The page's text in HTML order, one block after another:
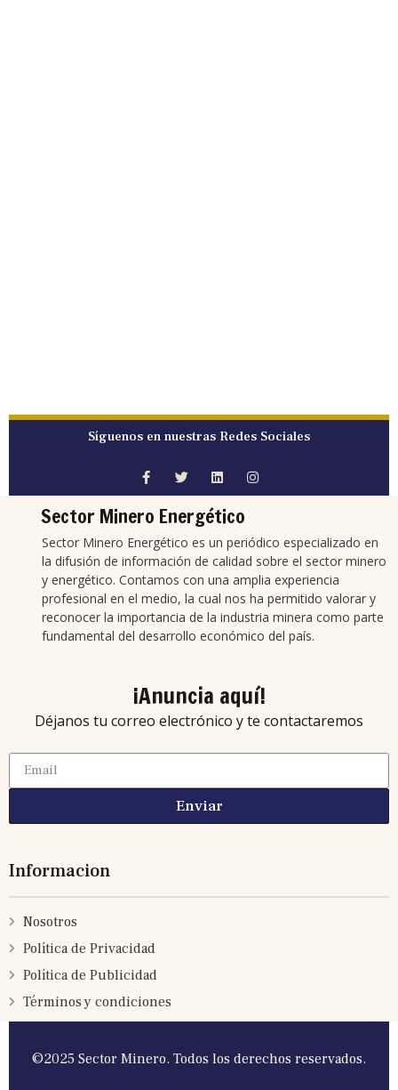
Síguenos en nuestras Redes Sociales
Sector Minero Energético
Sector Minero Energético es un periódico especializado en
la difusión de información de calidad sobre el sector minero
y energético. Contamos con una amplia experiencia
profesional en el medio, la cual nos ha permitido valorar y
reconocer la importancia de la industria minera como parte
fundamental del desarrollo económico del país.
¡Anuncia aquí!
Déjanos tu correo electrónico y te contactaremos
Enviar
Informacion
Nosotros
Política de Privacidad
Política de Publicidad
Términos y condiciones
©2025 Sector Minero. Todos los derechos reservados.